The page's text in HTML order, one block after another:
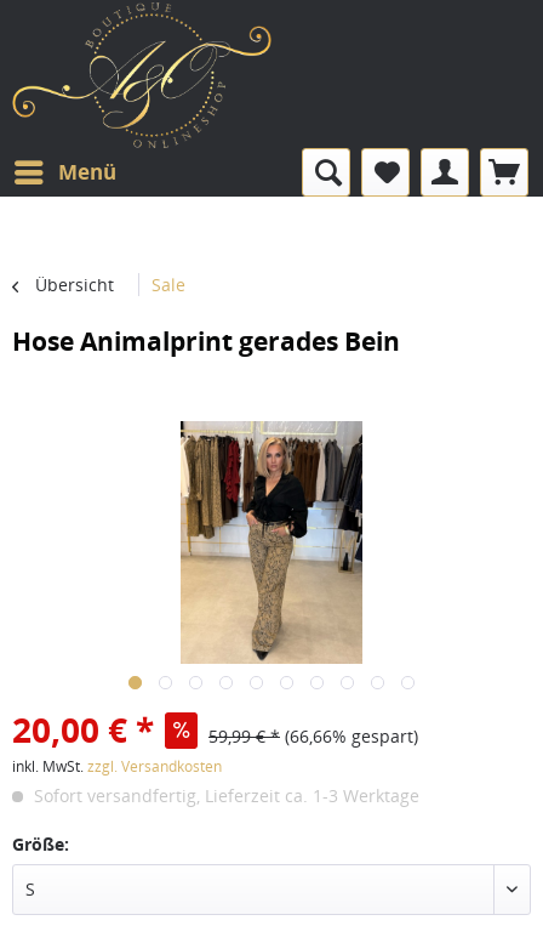
Menü
Übersicht Sale
Hose Animalprint gerades Bein
20,00 € * 59,99 € * (66,66% gespart)
inkl. MwSt.zzgl. Versandkosten
Sofort versandfertig, Lieferzeit ca. 1-3 Werktage
Größe:
S